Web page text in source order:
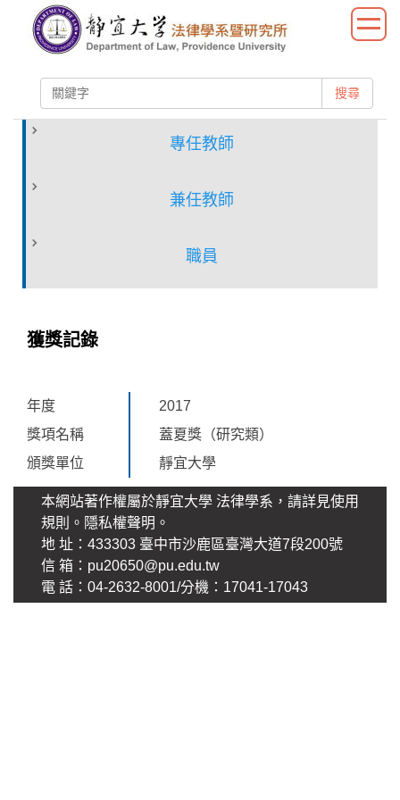
容
搜尋
專任教師
兼任教師
職員
獲獎記錄
年度
2017
獎項名稱
蓋夏獎（研究類）
頒獎單位
靜宜大學
本網站著作權屬於靜宜大學 法律學系，請詳見使用
規則。 隱私權聲明 。
地 址：433303 臺中市沙鹿區臺灣大道7段200號
信 箱：pu20650@pu.edu.tw
電 話：04-2632-8001/分機：17041-17043